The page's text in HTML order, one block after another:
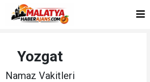
Yozgat
Namaz Vakitleri